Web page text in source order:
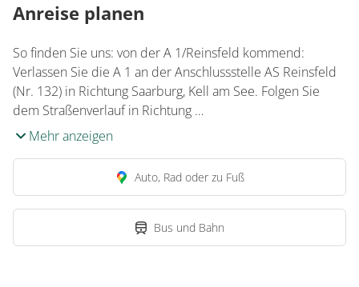
Anreise planen
So finden Sie uns: von der A 1/Reinsfeld kommend:
Verlassen Sie die A 1 an der Anschlussstelle AS Reinsfeld
(Nr. 132) in Richtung Saarburg, Kell am See. Folgen Sie
dem Straßenverlauf in Richtung …
Mehr anzeigen
Auto, Rad oder zu Fuß
Bus und Bahn